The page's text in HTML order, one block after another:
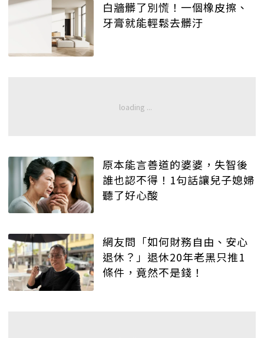
白牆髒了別慌！一個橡皮擦、
牙膏就能輕鬆去髒汙
原本能言善道的婆婆，失智後
誰也認不得！1句話讓兒子媳婦
聽了好心酸
網友問「如何財務自由、安心
退休？」退休20年老黑只推1
條件，竟然不是錢！